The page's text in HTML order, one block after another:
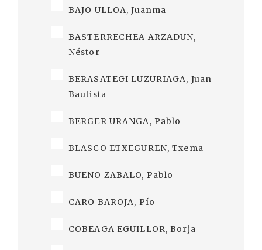
BAJO ULLOA, Juanma
BASTERRECHEA ARZADUN,
Néstor
BERASATEGI LUZURIAGA, Juan
Bautista
BERGER URANGA, Pablo
BLASCO ETXEGUREN, Txema
BUENO ZABALO, Pablo
CARO BAROJA, Pío
COBEAGA EGUILLOR, Borja